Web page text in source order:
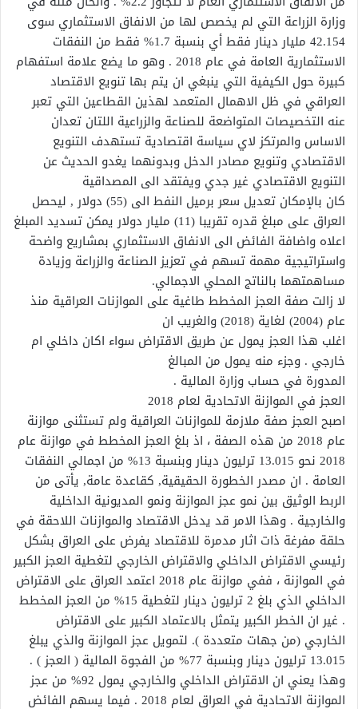
وزارة الزراعة التي لم يخصص لها من الانفاق الاستثماري سوى
42.154 مليار دينار فقط أي بنسبة 1.7% فقط من النفقات
الاستثمارية العامة في عام 2018 . وهو ما يضع علامة استفهام
كبيرة حول الكيفية التي ينبغي ان يتم بها تنويع الاقتصاد
العراقي في ظل الاهمال المتعمد لهذين القطاعين التي تعبر
عنه التخصيصات المتواضعة للصناعة والزراعية اللتان تعدان
الاساس والمرتكز لاي سياسة اقتصادية تستهدف التنويع
الاقتصادي وتنويع مصادر الدخل وبدونهما يغدو الحديث عن
التنويع الاقتصادي غير جدي ويفتقد الى المصداقية
كان بالإمكان تعديل سعر برميل النفط الى (55) دولار , ليحصل
العراق على مبلغ قدره تقريبا (11) مليار دولار يمكن تسديد المبلغ
اعلاه واضافة الفائض الى الانفاق الاستثماري بمشاريع واضحة
واستراتيجية مهمة تسهم في تعزيز الصناعة والزراعة وزيادة
مساهمتهما بالناتج المحلي الاجمالي.
لا زالت صفة العجز المخطط طاغية على الموازنات العراقية منذ
عام (2004) لغاية (2018) والغريب ان
اغلب هذا العجز يمول عن طريق الاقتراض سواء اكان داخلي ام
خارجي . وجزء منه يمول من المبالغ
المدورة في حساب وزارة المالية .
العجز في الموازنة الاتحادية لعام 2018
اصبح العجز صفة ملازمة للموازنات العراقية ولم تستثنى موازنة
عام 2018 من هذه الصفة ، اذ بلغ العجز المخطط في موازنة عام
2018 نحو 13.015 ترليون دينار وبنسبة 13% من اجمالي النفقات
العامة . ان مصدر الخطورة الحقيقية, كقاعدة عامة, يأتى من
الربط الوثيق بين نمو عجز الموازنة ونمو المديونية الداخلية
والخارجية . وهذا الامر قد يدخل الاقتصاد والموازنات اللاحقة في
حلقة مفرغة ذات اثار مدمرة للاقتصاد يفرض على العراق بشكل
رئيسي الاقتراض الداخلي والاقتراض الخارجي لتغطية العجز الكبير
في الموازنة ، ففي موازنة عام 2018 اعتمد العراق على الاقتراض
الداخلي الذي بلغ 2 ترليون دينار لتغطية 15% من العجز المخطط
. غير ان الخطر الكبير يتمثل بالاعتماد الكبير على الاقتراض
الخارجي (من جهات متعددة ). لتمويل عجز الموازنة والذي يبلغ
13.015 ترليون دينار وبنسبة 77% من الفجوة المالية ( العجز ) .
وهذا يعني ان الاقتراض الداخلي والخارجي يمول 92% من عجز
الموازنة الاتحادية في العراق لعام 2018 . فيما يسهم الفائض